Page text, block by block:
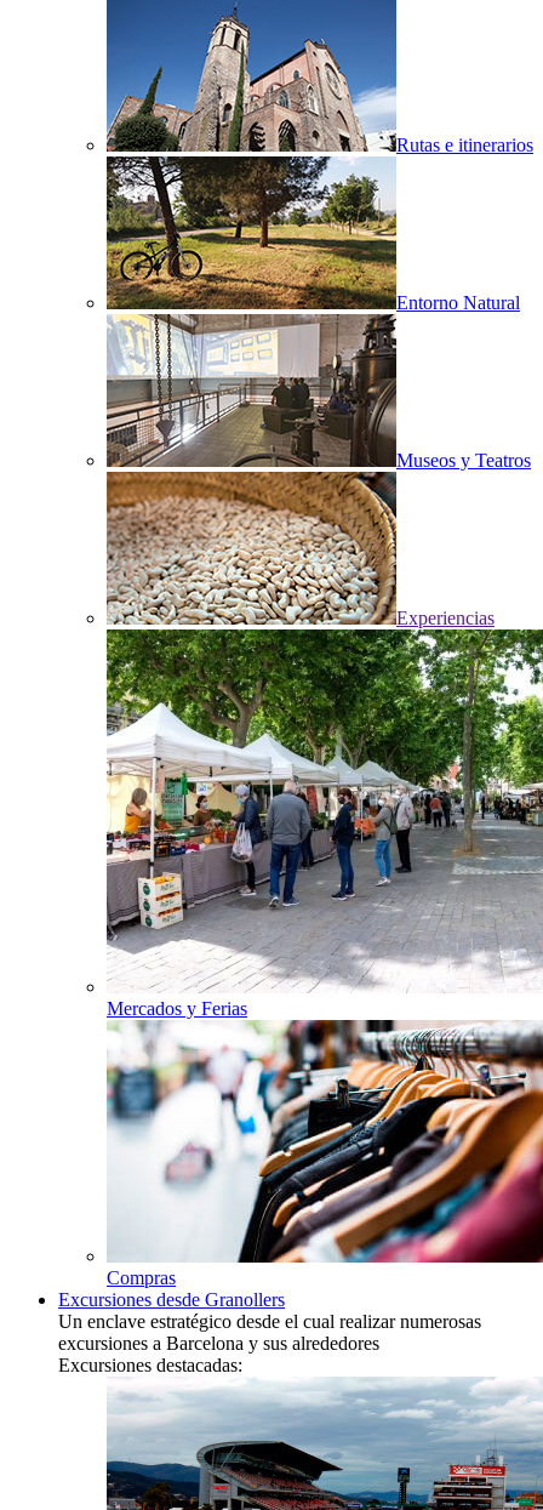
Rutas e itinerarios
Entorno Natural
Museos y Teatros
Experiencias
Mercados y Ferias
Compras
Excursiones desde Granollers
Un enclave estratégico desde el cual realizar numerosas
excursiones a Barcelona y sus alrededores
Excursiones destacadas: